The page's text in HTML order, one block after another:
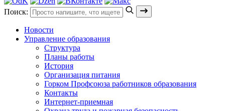
Поиск:
Новости
Управление образования
Структура
Планы работы
История
Организация питания
Горком Профсоюза работников образования
Контакты
Интернет-приемная